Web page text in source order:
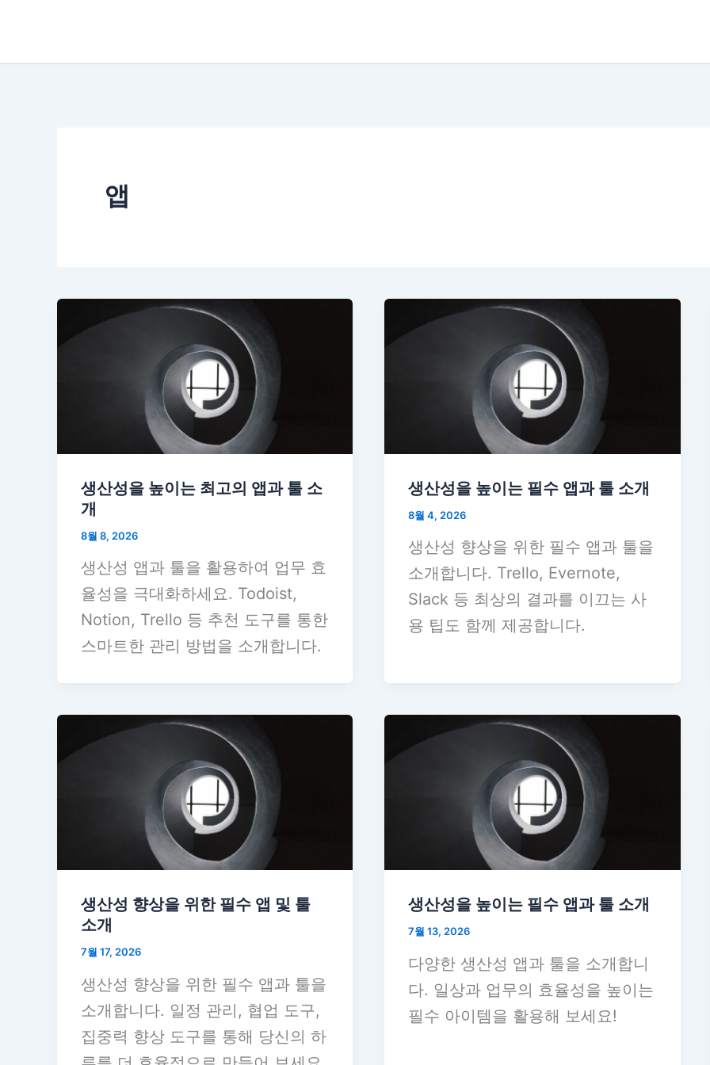
츠
앱
생산성을 높이는 최고의 앱과 툴 소
개
8월 8, 2026
생산성 앱과 툴을 활용하여 업무 효
율성을 극대화하세요. Todoist,
Notion, Trello 등 추천 도구를 통한
스마트한 관리 방법을 소개합니다.
생산성을 높이는 필수 앱과 툴 소개
8월 4, 2026
생산성 향상을 위한 필수 앱과 툴을
소개합니다. Trello, Evernote,
Slack 등 최상의 결과를 이끄는 사
용 팁도 함께 제공합니다.
생산성 향상을 위한 필수 앱 및 툴
소개
7월 17, 2026
생산성 향상을 위한 필수 앱과 툴을
소개합니다. 일정 관리, 협업 도구,
집중력 향상 도구를 통해 당신의 하
생산성을 높이는 필수 앱과 툴 소개
7월 13, 2026
다양한 생산성 앱과 툴을 소개합니
다. 일상과 업무의 효율성을 높이는
필수 아이템을 활용해 보세요!